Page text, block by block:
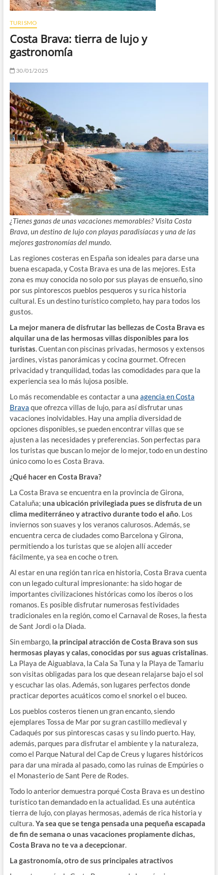
TURISMO
Costa Brava: tierra de lujo y
gastronomía
30/01/2025
¿Tienes ganas de unas vacaciones memorables? Visita Costa
Brava, un destino de lujo con playas paradisíacas y una de las
mejores gastronomías del mundo.
Las regiones costeras en España son ideales para darse una
buena escapada, y Costa Brava es una de las mejores. Esta
zona es muy conocida no solo por sus playas de ensueño, sino
por sus pintorescos pueblos pesqueros y su rica historia
cultural. Es un destino turístico completo, hay para todos los
gustos.
La mejor manera de disfrutar las bellezas de Costa Brava es
alquilar una de las hermosas villas disponibles para los
turistas. Cuentan con piscinas privadas, hermosos y extensos
jardines, vistas panorámicas y cocina gourmet. Ofrecen
privacidad y tranquilidad, todas las comodidades para que la
experiencia sea lo más lujosa posible.
Lo más recomendable es contactar a una agencia en Costa
Brava que ofrezca villas de lujo, para así disfrutar unas
vacaciones inolvidables. Hay una amplia diversidad de
opciones disponibles, se pueden encontrar villas que se
ajusten a las necesidades y preferencias. Son perfectas para
los turistas que buscan lo mejor de lo mejor, todo en un destino
único como lo es Costa Brava.
¿Qué hacer en Costa Brava?
La Costa Brava se encuentra en la provincia de Girona,
Cataluña; una ubicación privilegiada pues se disfruta de un
clima mediterráneo y atractivo durante todo el año. Los
inviernos son suaves y los veranos calurosos. Además, se
encuentra cerca de ciudades como Barcelona y Girona,
permitiendo a los turistas que se alojen allí acceder
fácilmente, ya sea en coche o tren.
Al estar en una región tan rica en historia, Costa Brava cuenta
con un legado cultural impresionante: ha sido hogar de
importantes civilizaciones históricas como los íberos o los
romanos. Es posible disfrutar numerosas festividades
tradicionales en la región, como el Carnaval de Roses, la fiesta
de Sant Jordi o la Diada.
Sin embargo, la principal atracción de Costa Brava son sus
hermosas playas y calas, conocidas por sus aguas cristalinas.
La Playa de Aiguablava, la Cala Sa Tuna y la Playa de Tamariu
son visitas obligadas para los que desean relajarse bajo el sol
y escuchar las olas. Además, son lugares perfectos donde
practicar deportes acuáticos como el snorkel o el buceo.
Los pueblos costeros tienen un gran encanto, siendo
ejemplares Tossa de Mar por su gran castillo medieval y
Cadaqués por sus pintorescas casas y su lindo puerto. Hay,
además, parques para disfrutar el ambiente y la naturaleza,
como el Parque Natural del Cap de Creus y lugares históricos
para dar una mirada al pasado, como las ruinas de Empúries o
el Monasterio de Sant Pere de Rodes.
Todo lo anterior demuestra porqué Costa Brava es un destino
turístico tan demandado en la actualidad. Es una auténtica
tierra de lujo, con playas hermosas, además de rica historia y
cultura.Ya sea que se tenga pensada una pequeña escapada
de fin de semana o unas vacaciones propiamente dichas,
Costa Brava no te va a decepcionar.
La gastronomía, otro de sus principales atractivos